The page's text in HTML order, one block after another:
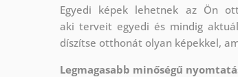
Egyedi képek lehetnek az Ön
akiterveit egyedi és mindig
díszítse otthonát olyan képekkel,
Legmagasabb minőségű